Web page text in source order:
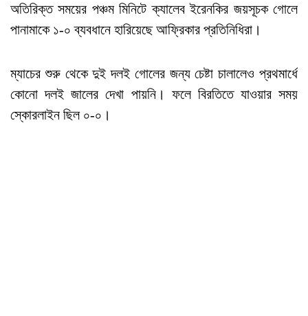
অতিরিক্ত সময়ের পঞ্চম মিনিটে ক্যালেব ইরেনকির জয়সূচক গোলে
পানামাকে ১-০ ব্যবধানে হারিয়েছে আফ্রিকার প্রতিনিধিরা।
ম্যাচের শুরু থেকে দুই দলই গোলের জন্য চেষ্টা চালালেও প্রথমার্ধে
কোনো দলই জালের দেখা পায়নি। ফলে বিরতিতে যাওয়ার সময়
স্কোরলাইন ছিল ০-০।